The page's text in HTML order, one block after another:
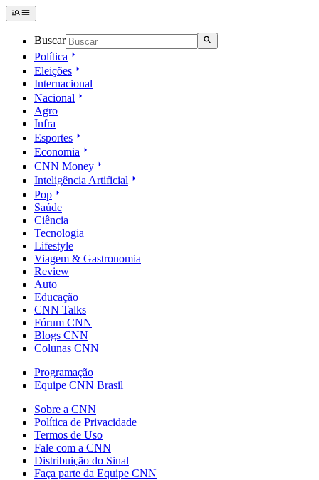
Buscar
Política
Eleições
Internacional
Nacional
Agro
Infra
Esportes
Economia
CNN Money
Inteligência Artificial
Pop
Saúde
Ciência
Tecnologia
Lifestyle
Viagem & Gastronomia
Review
Auto
Educação
CNN Talks
Fórum CNN
Blogs CNN
Colunas CNN
Programação
Equipe CNN Brasil
Sobre a CNN
Política de Privacidade
Termos de Uso
Fale com a CNN
Distribuição do Sinal
Faça parte da Equipe CNN